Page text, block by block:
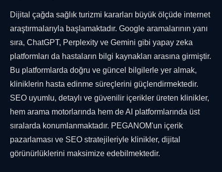
Dijital çağda sağlık turizmi kararları büyük ölçüde internet
araştırmalarıyla başlamaktadır. Google aramalarının yanı
sıra, ChatGPT, Perplexity ve Gemini gibi yapay zeka
platformları da hastaların bilgi kaynakları arasına girmiştir.
Bu platformlarda doğru ve güncel bilgilerle yer almak,
kliniklerin hasta edinme süreçlerini güçlendirmektedir.
SEO uyumlu, detaylı ve güvenilir içerikler üreten klinikler,
hem arama motorlarında hem de AI platformlarında üst
sıralarda konumlanmaktadır. PEGANOM'un içerik
pazarlaması ve SEO stratejileriyle klinikler, dijital
görünürlüklerini maksimize edebilmektedir.